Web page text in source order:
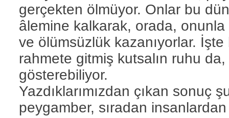
gerçekten ölmüyor. Onlar bu
âlemine kalkarak, orada,
ve ölümsüzlük kazanıyorlar.
rahmete gitmiş kutsalın ruhu
gösterebiliyor.
Yazdıklarımızdan çıkan sonuç
peygamber, sıradan